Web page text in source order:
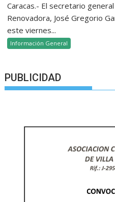
Caracas.- El secretario
Renovadora, José Gregorio
este viernes...
Información General
PUBLICIDAD